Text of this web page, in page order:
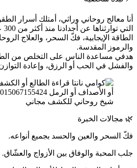
أنا معالج روحاني وراثي، أمتلك أسرار
الطاقة الإيجابية، فكّ السحر، والعلاج
والرموز المقدسة.
هدفي مساعدة الناس على التخلص من
والفشل في الحب أو الرزق، وإعادة
شيخ روحاني للكشف مجاني
🌿 مجالات الخبرة
فكّ السحر والعين والحسد بجميع أنواعه.
جلب المحبة والوفاق بين الأزواج والعشّاق.